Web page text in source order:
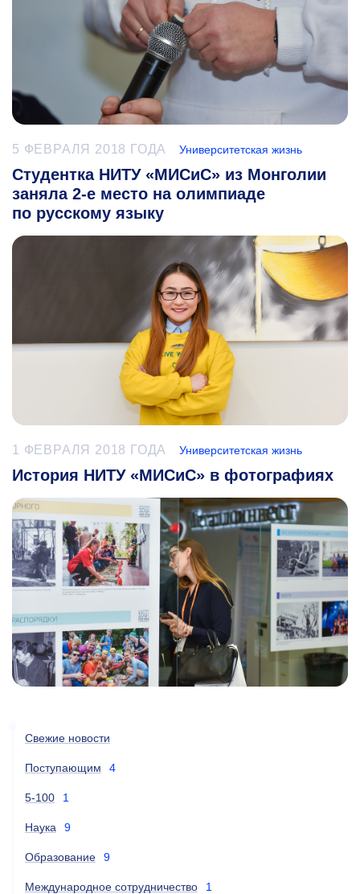
5 ФЕВРАЛЯ 2018 ГОДА Университетская жизнь
Студентка НИТУ «МИСиС» из Монголии
заняла 2-е место на олимпиаде
по русскому языку
1 ФЕВРАЛЯ 2018 ГОДА Университетская жизнь
История НИТУ «МИСиС» в фотографиях
Свежие новости
Поступающим 4
5-100 1
Наука 9
Образование 9
Международное сотрудничество 1